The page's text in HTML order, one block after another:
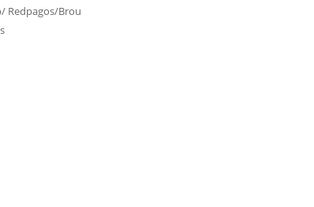
Redpagos/Brou